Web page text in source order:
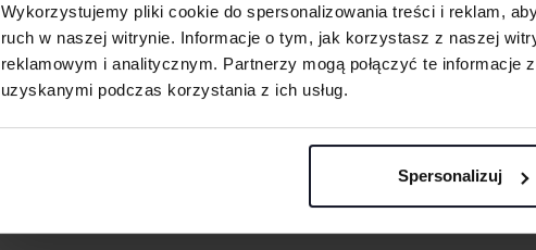
Wykorzystujemy pliki cookie do spersonalizowania treści i reklam,
ruch w naszej witrynie. Informacje o tym, jak korzystasz z naszej
reklamowym i analitycznym. Partnerzy mogą połączyć te informacje
uzyskanymi podczas korzystania z ich usług.
Spersonalizuj
Jeśli masz pytania odnośnie naszych produktów,
specjaliści chętnie Ci
+48 733 904 144
ZAPYTANIA@KOSZULKOWO.COM